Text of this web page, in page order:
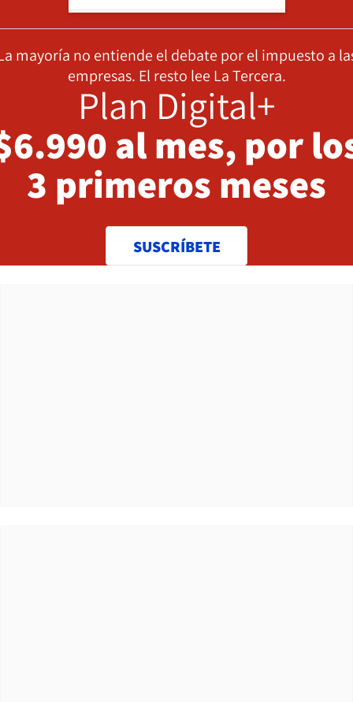
mayoría no entiende el debate por el impuesto a
empresas. El resto lee La Tercera.
Plan Digital+
al mes, por
3 primeros meses
SUSCRÍBETE